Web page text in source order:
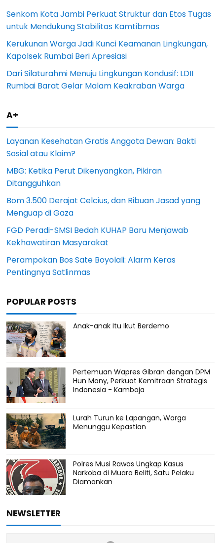
Senkom Kota Jambi Perkuat Struktur dan Etos Tugas
untuk Mendukung Stabilitas Kamtibmas
Kerukunan Warga Jadi Kunci Keamanan Lingkungan,
Kapolsek Rumbai Beri Apresiasi
Dari Silaturahmi Menuju Lingkungan Kondusif: LDII
Rumbai Barat Gelar Malam Keakraban Warga
A+
Layanan Kesehatan Gratis Anggota Dewan: Bakti
Sosial atau Klaim?
MBG: Ketika Perut Dikenyangkan, Pikiran
Ditangguhkan
Bom 3.500 Derajat Celcius, dan Ribuan Jasad yang
Menguap di Gaza
FGD Peradi-SMSI Bedah KUHAP Baru Menjawab
Kekhawatiran Masyarakat
Perampokan Bos Sate Boyolali: Alarm Keras
Pentingnya Satlinmas
POPULAR POSTS
Anak-anak Itu Ikut Berdemo
Pertemuan Wapres Gibran dengan DPM
Hun Many, Perkuat Kemitraan Strategis
Indonesia - Kamboja
Lurah Turun ke Lapangan, Warga
Menunggu Kepastian
Polres Musi Rawas Ungkap Kasus
Narkoba di Muara Beliti, Satu Pelaku
Diamankan
NEWSLETTER